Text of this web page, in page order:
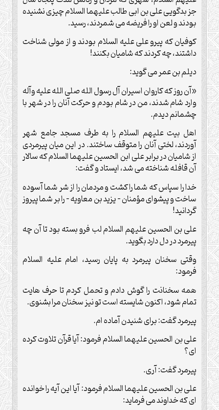
جز بدگویی علی بن ابی طالب علیهما السلام چیزی نشنیده
بودند و لعن او را فریضه می شمردند، رسید.
کوفیان که پیرو علی علیه السلام بودند و از مولی شناخت
داشتند، چه کردند که شامیان بکنند!
دیلم بن عمر می گوید:
«آن روز که کاروان اسیران آل رسول الله صلی الله علیه وآله
وارد شام شدند، من در شام بودم و حرکت آنان را در شهر با
چشمانم دیدم.
اهل بیت علیهم السلام را به طرف مسجد جامع شهر
آوردند، لختی آنان را متوقف ساختند. در این میان پیرمردی
از شامیان در برابر علی ابن الحسین علیهما السلام که سالار
آن قافله شناخته می شد، ایستاد و گفت:
خدا را سپاس که شما را کشت و مردمان را از شر شما آسوده
ساخت و پیشوای مؤمنان – یزید بن معاویه – را بر شما پیروز
گردانید!
علی بن الحسین علیهم السلام لب فرو بسته بود تا آن چه
پیرمرد در دل دارد بگوید.
وقتی سخنان پیرمرد به پایان رسید، امام علیه السلام
فرمود:
همه سخنانت را گوش دادم و تحمل کردم تا حرف هایت
تمام شود، اکنون شایسته است تو نیز سخنان مرا بشنوی.
پیرمرد گفت: برای شنیدن آماده ام.
علی بن الحسین علیهما السلام فرمود: آیا قرآن تلاوت کرده
ای؟
پیرمرد گفت: آری.
علی بن الحسین علیهما السلام فرمود: آیا این آیه را خوانده
ای که خداوند می فرماید: